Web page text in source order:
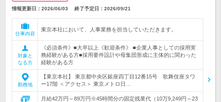
情報更新日：2026/06/03 終了予定日： 2026/09/21
仕事内容
東京本社において、人事業務を担当していただきます。
対象と
なる方
《必須条件》■大卒以上《歓迎条件》 ■企業人事としての採用実
務経験がある方■採用要件設計や母集団形成に主体的に関わった
経験がある方
勤務地
【東京本社】 東京都中央区銀座四丁目12番15号 歌舞伎座タワ
ー17階 ＜アクセス＞ 東京メトロ日…
月給42万円～89万円※45時間分の固定残業代（10万9,249円～23